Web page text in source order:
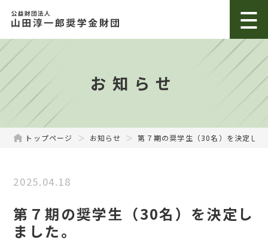
お知らせ
トップページ お知らせ 第７期の奨学生（30名）を決定しま
2025.04.18
第７期の奨学生（30名）を決定し
ました。